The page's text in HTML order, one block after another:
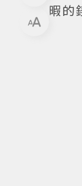
暇的